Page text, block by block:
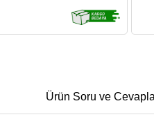
Ürün Soru ve